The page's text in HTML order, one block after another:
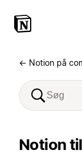
← Notion på
Notion